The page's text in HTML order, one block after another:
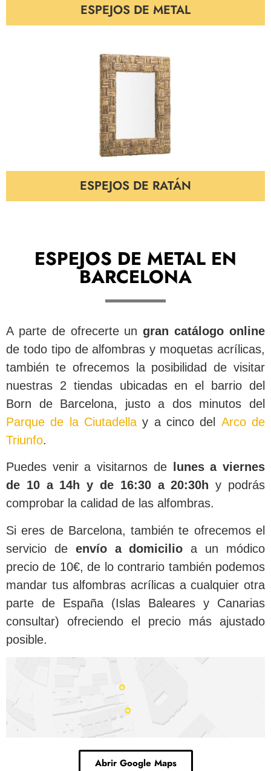
ESPEJOS DE METAL
ESPEJOS DE RATÁN
ESPEJOS DE METAL EN
BARCELONA
A parte de ofrecerte ungran catálogo online
de todo tipo de alfombras y moquetas acrílicas,
también te ofrecemos la posibilidad de visitar
nuestras 2 tiendas ubicadas en el barrio del
Born de Barcelona, justo a dos minutos del
Parque de la Ciutadella y a cinco del Arco de
Triunfo.
Puedes venir a visitarnos de
lunes a viernes
de 10 a 14h y de 16:30 a 20:30hy podrás
comprobar la calidad de las alfombras.
Si eres de Barcelona, también te ofrecemos el
servicio de envío a domicilio a un módico
precio de 10€, de lo contrario también podemos
mandar tus alfombras acrílicas a cualquier otra
parte de España (Islas Baleares y Canarias
consultar) ofreciendo el precio más ajustado
posible.
Abrir Google Maps